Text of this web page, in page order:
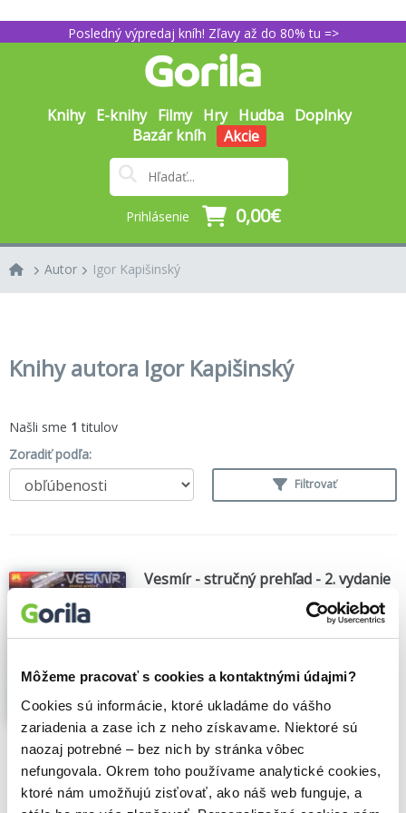
Môžeme pracovať s cookies a kontaktnými údajmi?
Cookies sú informácie, ktoré ukladáme do vášho
zariadenia a zase ich z neho získavame. Niektoré sú
naozaj potrebné – bez nich by stránka vôbec
nefungovala. Okrem toho používame analytické cookies,
ktoré nám umožňujú zisťovať, ako náš web funguje, a
Posledný výpredaj kníh! Zľavy až do 80% tu =>
Knihy E-knihy Filmy Hry Hudba Doplnky
Bazár kníh
Akcie
Prihlásenie 0,00€
Autor Igor Kapišinský
Knihy autora Igor Kapišinský
Našli sme 1 titulov
Zoradiť podľa:
Filtrovať
Vesmír - stručný prehľad - 2. vydanie
Prehľadná tabuľka a vynikajúca pomôcka
učiva, ale aj pre ľudí, ktorí sa potrebujú
rýchlo zorientovať v danom probléme.
Zobraziť viac
🍎 Vypredané